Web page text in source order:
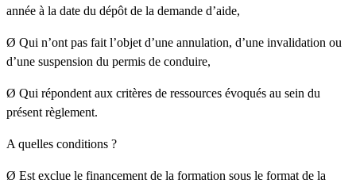
année à la date du dépôt de la demande d’aide,
Ø Qui n’ont pas fait l’objet d’une annulation, d’une invalidation ou
d’une suspension du permis de conduire,
Ø Qui répondent aux critères de ressources évoqués au sein du
présent règlement.
A quelles conditions ?
Ø Est exclue le financement de la formation sous le format de la